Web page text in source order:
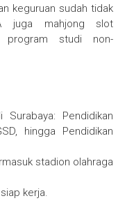
keguruan sudah tidak
juga mahjong slot
program studi non-
Pendidikan
hingga Pendidikan
stadion olahraga
kerja.